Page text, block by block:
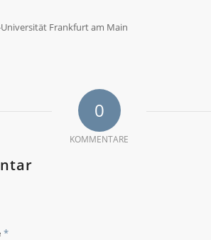
Frankfurt am Main
0
KOMMENTARE
*